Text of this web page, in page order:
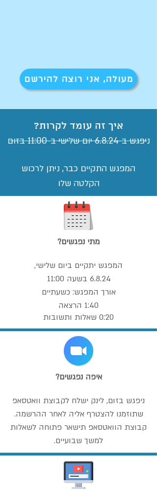
מעולה, אני רוצה להירשם
איך זה עומד לקרות?
ניפגש ב-6 .8.24 יום ש לישי ב-11:00 בזו ם
המפגש התקיים כבר, ניתן לרכוש
הקלטה שלו
מתי נפגשים?
המפגש יתקיים ביום שלישי,
6.8.24 בשעה 11:00
אורך המפגש: כשעתיים
1:40 הרצאה
0:20 שאלות ותשובות
איפה נפגשים?
ניפגש בזום, לינק ישלח לקבוצת וואטסאפ
שתוזמנו להצטרף אליה לאחר ההרשמה.
קבוצת הוואטסאפ תישאר פתוחה לשאלות
למשך שבועיים.